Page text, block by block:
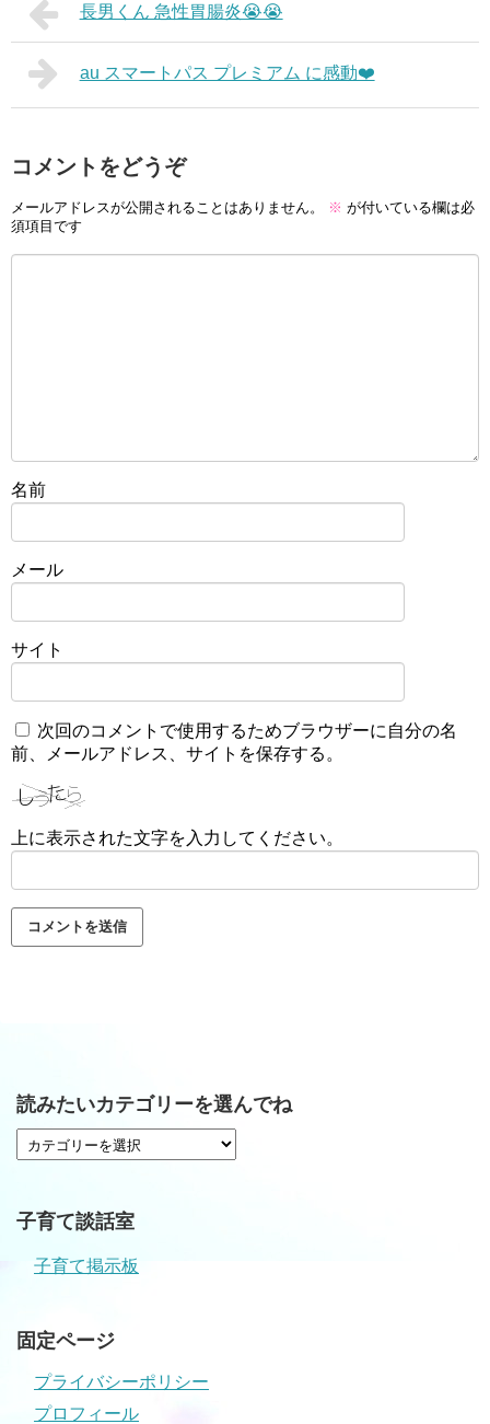
長男くん 急性胃腸炎😭😭
au スマートパス プレミアム に感動❤️
コメントをどうぞ
メールアドレスが公開されることはありません。 ※ が付いている欄は必
須項目です
名前
メール
サイト
次回のコメントで使用するためブラウザーに自分の名
前、メールアドレス、サイトを保存する。
上に表示された文字を入力してください。
読みたいカテゴリーを選んでね
子育て談話室
子育て掲示板
固定ページ
プライバシーポリシー
プロフィール